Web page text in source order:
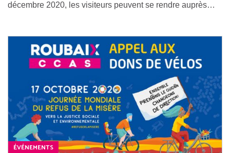
décembre 2020, les visiteurs peuvent se rendre auprès…
ÉVÉNEMENTS